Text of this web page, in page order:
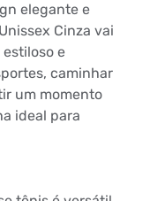
elegante e
Cinza vai
e
caminhar
um momento
ideal para